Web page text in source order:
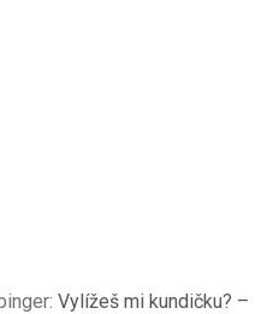
: Vylížeš mi kundičku? –